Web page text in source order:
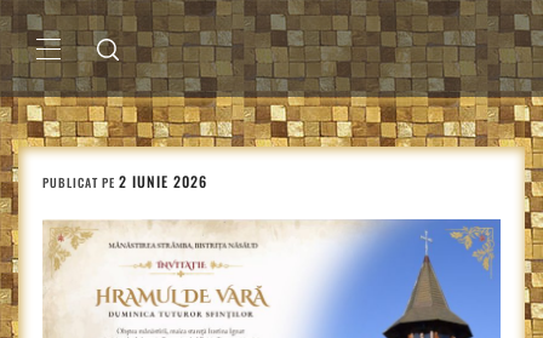
Sari
la
conținutMENIU
PRINCIPAL
PUBLICAT PE 2 IUNIE 2026